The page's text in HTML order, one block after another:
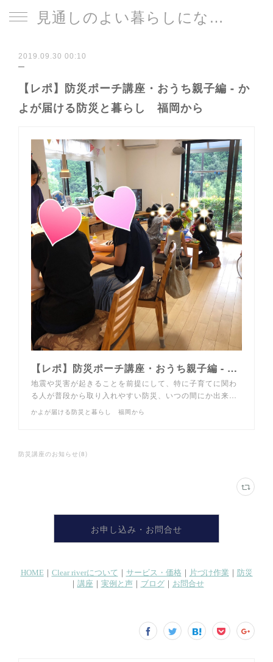
見通しのよい暮らしになる片づけサイト
2019.09.30 00:10
【レポ】防災ポーチ講座・おうち親子編 - か
よが届ける防災と暮らし 福岡から
【レポ】防災ポーチ講座・おうち親子編 - かよが届ける防災と暮らし 福岡から
地震や災害が起きることを前提にして、特に子育てに関わ
る人が普段から取り入れやすい防災、いつの間にか出来…
かよが届ける防災と暮らし 福岡から
防災講座のお知らせ(8)
お申し込み・お問合せ